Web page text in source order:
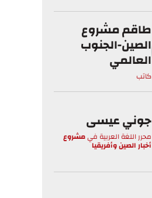
طاقم مشروع
الصين-الجنوب
العالمي
كاتب
جوني عيسى
محرر اللغة العربية فيمشروع
أخبار الصين وأفريقيا